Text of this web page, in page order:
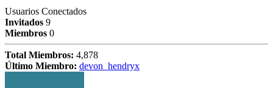
Usuarios Conectados
Invitados 9
Miembros 0
Total Miembros: 4,878
Último Miembro: devon_hendryx